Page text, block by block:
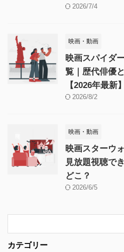
2026/7/4
映画・動画
映画スパイダ
覧｜歴代俳優
【2026年最新】
2026/8/2
映画・動画
映画スターウ
見放題視聴で
どこ？
2026/6/5
カテゴリー